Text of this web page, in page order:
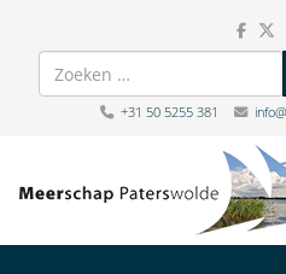
Zoeken
+31 50 5255 381